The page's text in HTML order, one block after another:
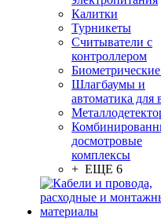
Калитки
Турникеты
Считыватели с
контроллером
Шлагбаумы и
автоматика для
досмотровые
комплексы
+ ЕЩЕ 6